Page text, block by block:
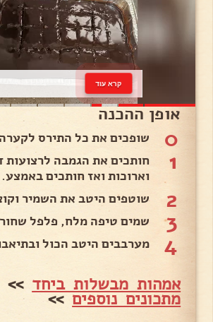
קרא עוד
אופן ההכנה
0 שופכים את כל התירס
1
חותכים את הגמבה לרצועות
וארוכות ואז חותכים באמצע.
2 שוטפים היטב את השמיר
3 שמים טיפה מלח, פלפל
4 מערבבים היטב הכול
אמהות מבשלות ביחד >>
מתכונים נוספים>>